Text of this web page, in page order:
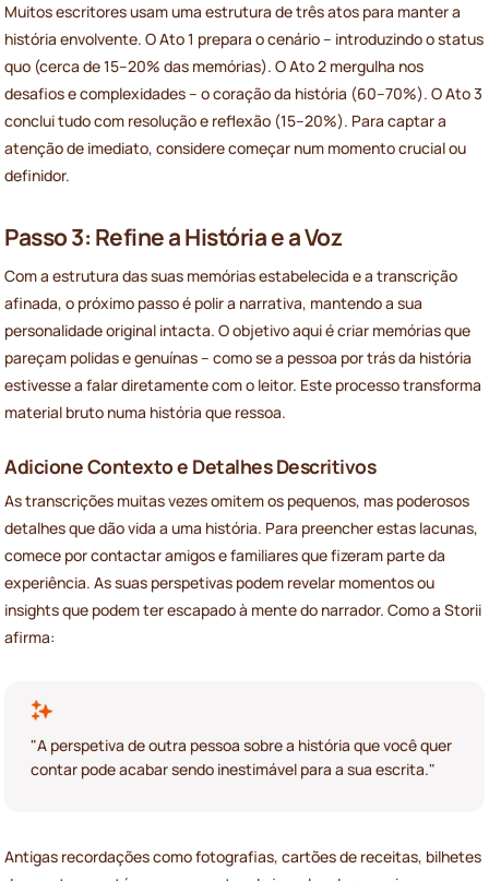
Muitos escritores usam uma estrutura de três atos para manter a
história envolvente. O Ato 1 prepara o cenário – introduzindo o status
quo (cerca de 15–20% das memórias). O Ato 2 mergulha nos
desafios e complexidades – o coração da história (60–70%). O Ato 3
conclui tudo com resolução e reflexão (15–20%). Para captar a
atenção de imediato, considere começar num momento crucial ou
definidor.
Passo 3: Refine a História e a Voz
Com a estrutura das suas memórias estabelecida e a transcrição
afinada, o próximo passo é polir a narrativa, mantendo a sua
personalidade original intacta. O objetivo aqui é criar memórias que
pareçam polidas e genuínas – como se a pessoa por trás da história
estivesse a falar diretamente com o leitor. Este processo transforma
material bruto numa história que ressoa.
Adicione Contexto e Detalhes Descritivos
As transcrições muitas vezes omitem os pequenos, mas poderosos
detalhes que dão vida a uma história. Para preencher estas lacunas,
comece por contactar amigos e familiares que fizeram parte da
experiência. As suas perspetivas podem revelar momentos ou
insights que podem ter escapado à mente do narrador. Como a Storii
afirma:
"A perspetiva de outra pessoa sobre a história que você quer
contar pode acabar sendo inestimável para a sua escrita."
Antigas recordações como fotografias, cartões de receitas, bilhetes